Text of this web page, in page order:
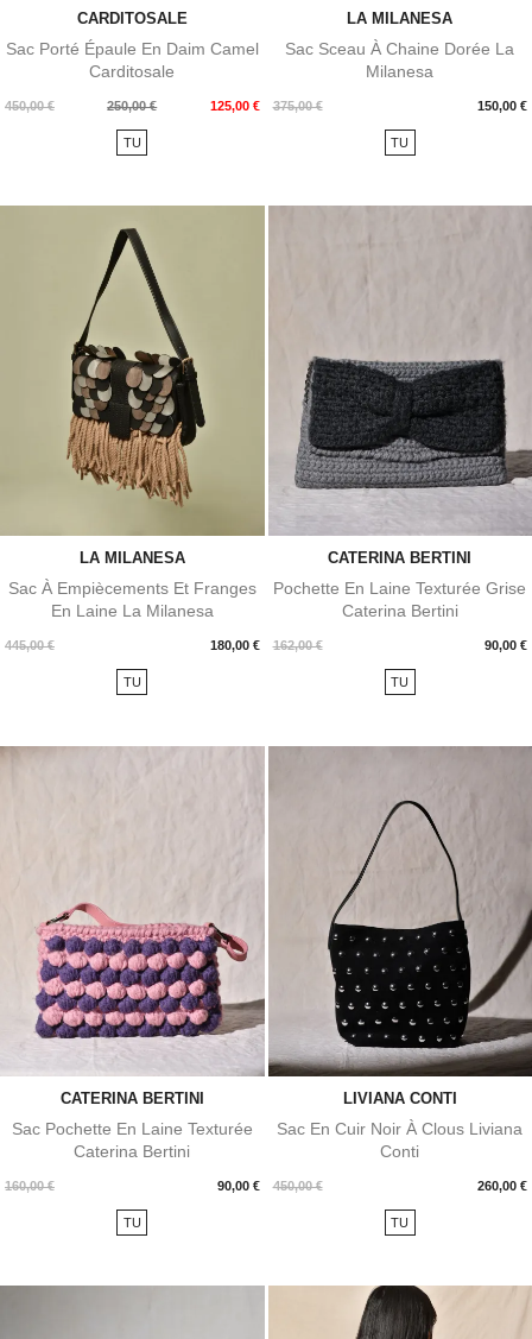
CARDITOSALE
Sac Porté Épaule En Daim Camel
Carditosale
450,00 €
Prix
250,00 € 125,00 €
Prix
TU
LA MILANESA
Sac Sceau À Chaine Dorée La
Milanesa
375,00 € 150,00 €
Prix
TU
LA MILANESA
Sac À Empiècements Et Franges
En Laine La Milanesa
445,00 € 180,00 €
Prix
TU
CATERINA BERTINI
Pochette En Laine Texturée Grise
Caterina Bertini
162,00 € 90,00 €
Prix
TU
CATERINA BERTINI
Sac Pochette En Laine Texturée
Caterina Bertini
160,00 € 90,00 €
Prix
TU
LIVIANA CONTI
Sac En Cuir Noir À Clous Liviana
Conti
450,00 € 260,00 €
Prix
TU